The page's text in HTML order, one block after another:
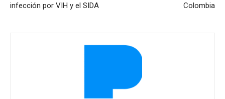
infección por VIH y el SIDA
Colombia